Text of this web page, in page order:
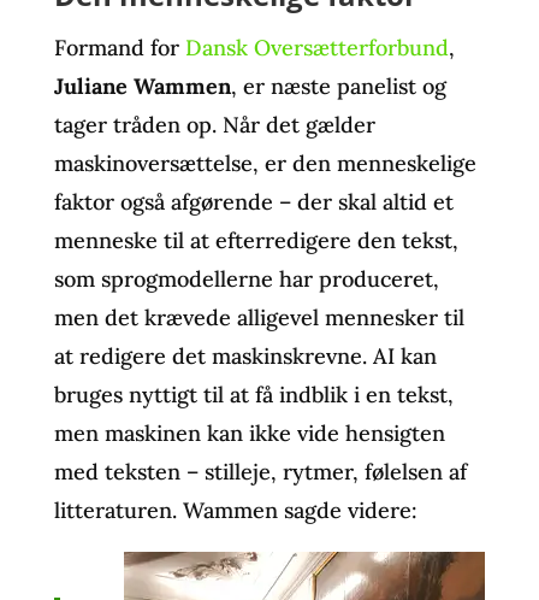
Formand for Dansk Oversætterforbund,
Juliane Wammen, er næste panelist og
tager tråden op. Når det gælder
maskinoversættelse, er den menneskelige
faktor også afgørende – der skal altid et
menneske til at efterredigere den tekst,
som sprogmodellerne har produceret,
men det krævede alligevel mennesker til
at redigere det maskinskrevne. AI kan
bruges nyttigt til at få indblik i en tekst,
men maskinen kan ikke vide hensigten
med teksten – stilleje, rytmer, følelsen af
litteraturen. Wammen sagde videre: